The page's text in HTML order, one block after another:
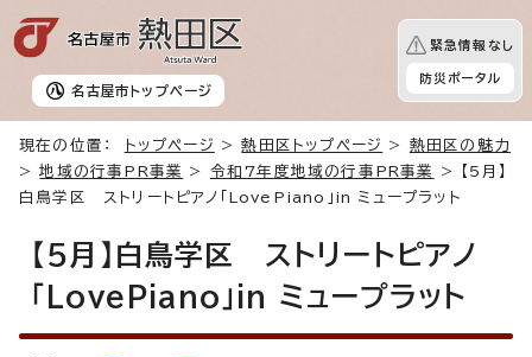
名古屋市 トップページ
緊急情報なし
防災ポータル
現在の位置： トップページ >熱田区トップページ > 熱田区の魅力
>地域の行事PR事業 > 令和7年度地域の行事PR事業
> 【5月】
白鳥学区 ストリートピアノ「LovePiano」in ミュープラット
【5月】白鳥学区 ストリートピアノ
「LovePiano」in ミュープラット